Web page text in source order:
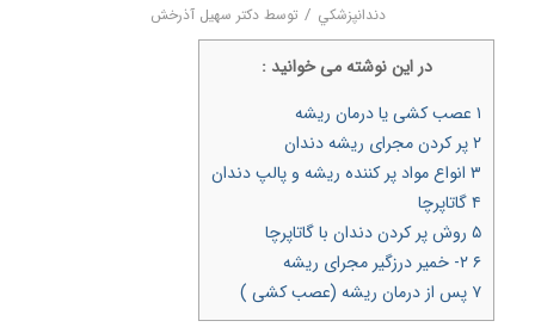
دندانپزشكي / توسطدکتر سهیل آذرخش
در اين نوشته می خوانيد :
۱عصب ‌کشی یا درمان ریشه
۲پر کردن مجرای ریشه دندان
۳انواع مواد پر کننده ریشه و پالپ دندان
۴گاتاپرچا
۵روش پر کردن دندان با گاتاپرچا
۶۲- خمیر درزگیر مجرای ریشه
۷ پس از درمان ریشه (عصب ‌کشی )